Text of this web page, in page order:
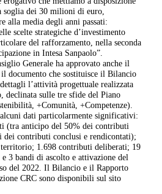
soglia dei 30 milioni di euro,
alla media degli anni passati:
scelte strategiche d’investimento
del rafforzamento, nella seconda
in Intesa Sanpaolo”.
Generale ha approvato anche il
, il documento che sostituisce il Bilancio
l’attività progettuale realizzata
declinata sulle tre sfide del Piano
+Comunità, +Competenze).
dati particolarmente significativi:
(tra anticipo del 50% dei contributi
dei contributi conclusi e rendicontati);
1.698 contributi deliberati; 19
3 bandi di ascolto e attivazione del
del 2022. Il Bilancio e il Rapporto
CRC sono disponibili sul sito